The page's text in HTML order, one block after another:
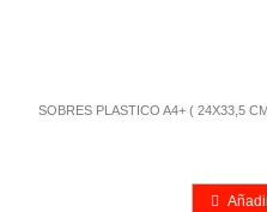
SOBRES PLASTICO A4+ ( 24X33,5